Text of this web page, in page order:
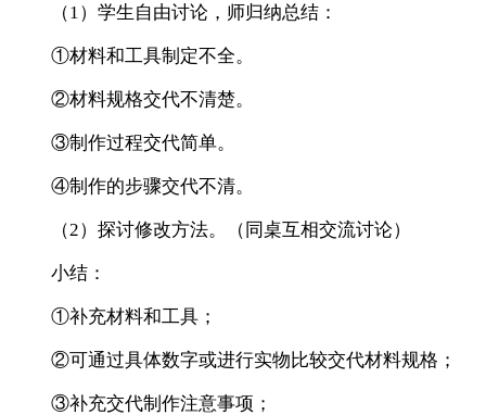
（1）学生自由讨论，师归纳总结：
①材料和工具制定不全。
②材料规格交代不清楚。
③制作过程交代简单。
④制作的步骤交代不清。
（2）探讨修改方法。（同桌互相交流讨论）
小结：
①补充材料和工具；
②可通过具体数字或进行实物比较交代材料规格；
③补充交代制作注意事项；